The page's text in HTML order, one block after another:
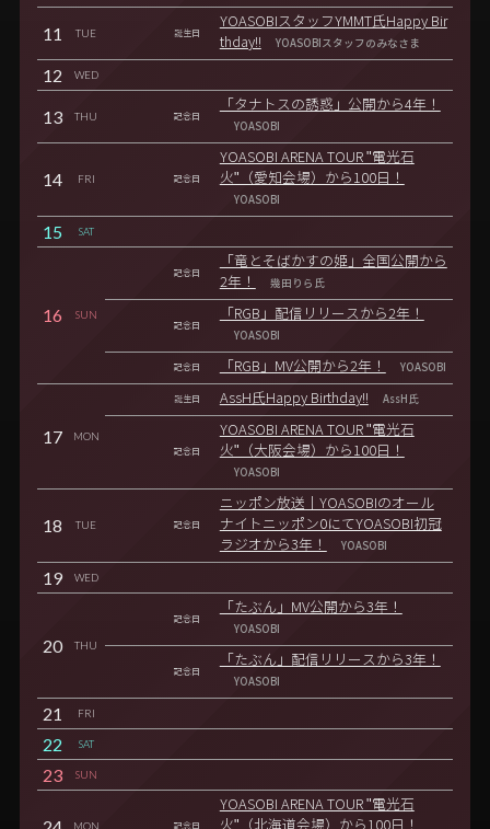
11 TUE 誕生日
YOASOBIスタッフYMMT氏Happy Bir
thday!!
YOASOBIスタッフのみなさま
12 WED
13 THU 記念日
「タナトスの誘惑」公開から4年！
YOASOBI
14 FRI 記念日
YOASOBI ARENA TOUR "電光石
火"（愛知会場）から100日！
YOASOBI
15 SAT
16 SUN
記念日
「竜とそばかすの姫」全国公開から
2年！
幾田りら氏
記念日
「RGB」配信リリースから2年！
YOASOBI
記念日 「RGB」MV公開から2年！ YOASOBI
17 MON
誕生日 AssH氏Happy Birthday!! AssH氏
記念日
YOASOBI ARENA TOUR "電光石
火"（大阪会場）から100日！
YOASOBI
18 TUE 記念日
ニッポン放送｜YOASOBIのオール
ナイトニッポン0にてYOASOBI初冠
ラジオから3年！
YOASOBI
19 WED
20 THU
記念日
「たぶん」MV公開から3年！
YOASOBI
記念日
「たぶん」配信リリースから3年！
YOASOBI
21 FRI
22 SAT
23 SUN
MON 記念日
YOASOBI ARENA TOUR "電光石